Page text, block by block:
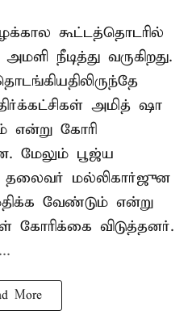
கூட்டத்தொடரில்
நீடித்து வருகிறது.
அமித் ஷா
என்று கோரி
மேலும் பூஜ்ய
தலைவர் மல்லிகார்ஜுன
வேண்டும் என்று
கோரிக்கை விடுத்தனர்.
More